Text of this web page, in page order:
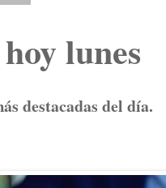
lunes
destacadas del día.